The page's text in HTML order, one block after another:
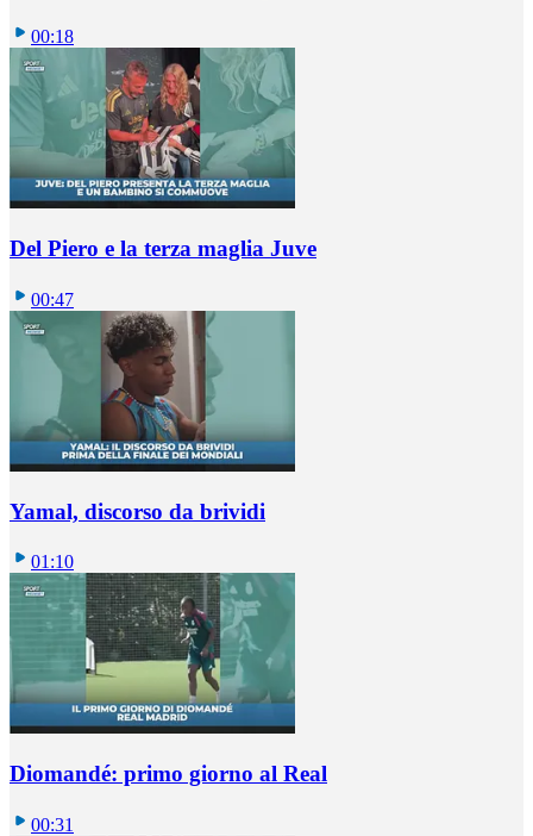
00:18
Del Piero e la terza maglia Juve
00:47
Yamal, discorso da brividi
01:10
Diomandé: primo giorno al Real
00:31